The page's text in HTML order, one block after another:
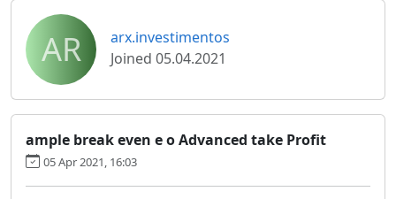
AR
arx.investimentos
Joined 05.04.2021
ample break even e o Advanced take Profit
05 Apr 2021, 16:03